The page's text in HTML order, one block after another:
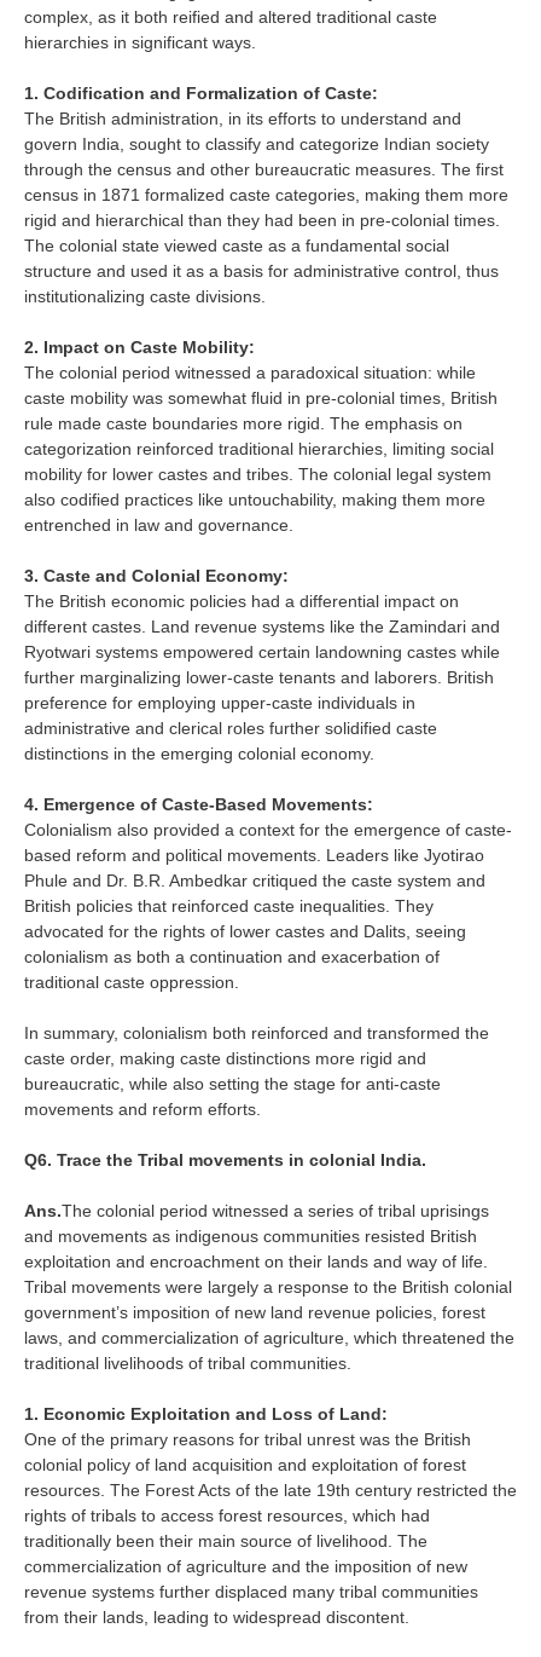
complex, as it both reified and altered traditional caste
hierarchies in significant ways.
1. Codification and Formalization of Caste:
The British administration, in its efforts to understand and
govern India, sought to classify and categorize Indian society
through the census and other bureaucratic measures. The first
census in 1871 formalized caste categories, making them more
rigid and hierarchical than they had been in pre-colonial times.
The colonial state viewed caste as a fundamental social
structure and used it as a basis for administrative control, thus
institutionalizing caste divisions.
2. Impact on Caste Mobility:
The colonial period witnessed a paradoxical situation: while
caste mobility was somewhat fluid in pre-colonial times, British
rule made caste boundaries more rigid. The emphasis on
categorization reinforced traditional hierarchies, limiting social
mobility for lower castes and tribes. The colonial legal system
also codified practices like untouchability, making them more
entrenched in law and governance.
3. Caste and Colonial Economy:
The British economic policies had a differential impact on
different castes. Land revenue systems like the Zamindari and
Ryotwari systems empowered certain landowning castes while
further marginalizing lower-caste tenants and laborers. British
preference for employing upper-caste individuals in
administrative and clerical roles further solidified caste
distinctions in the emerging colonial economy.
4. Emergence of Caste-Based Movements:
Colonialism also provided a context for the emergence of caste-
based reform and political movements. Leaders like Jyotirao
Phule and Dr. B.R. Ambedkar critiqued the caste system and
British policies that reinforced caste inequalities. They
advocated for the rights of lower castes and Dalits, seeing
colonialism as both a continuation and exacerbation of
traditional caste oppression.
In summary, colonialism both reinforced and transformed the
caste order, making caste distinctions more rigid and
bureaucratic, while also setting the stage for anti-caste
movements and reform efforts.
Q6. Trace the Tribal movements in colonial India.
Ans.The colonial period witnessed a series of tribal uprisings
and movements as indigenous communities resisted British
exploitation and encroachment on their lands and way of life.
Tribal movements were largely a response to the British colonial
government’s imposition of new land revenue policies, forest
laws, and commercialization of agriculture, which threatened the
traditional livelihoods of tribal communities.
1. Economic Exploitation and Loss of Land:
One of the primary reasons for tribal unrest was the British
colonial policy of land acquisition and exploitation of forest
resources. The Forest Acts of the late 19th century restricted the
rights of tribals to access forest resources, which had
traditionally been their main source of livelihood. The
commercialization of agriculture and the imposition of new
revenue systems further displaced many tribal communities
from their lands, leading to widespread discontent.